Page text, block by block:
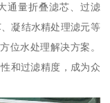
通量折叠滤芯、过滤
凝结水精处理滤元等
位水处理解决方案。
和过滤精度，成为众